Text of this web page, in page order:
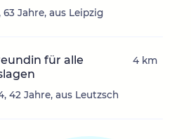
63 Jahre, aus Leipzig
für alle
42 Jahre, aus Leutzsch
4 km